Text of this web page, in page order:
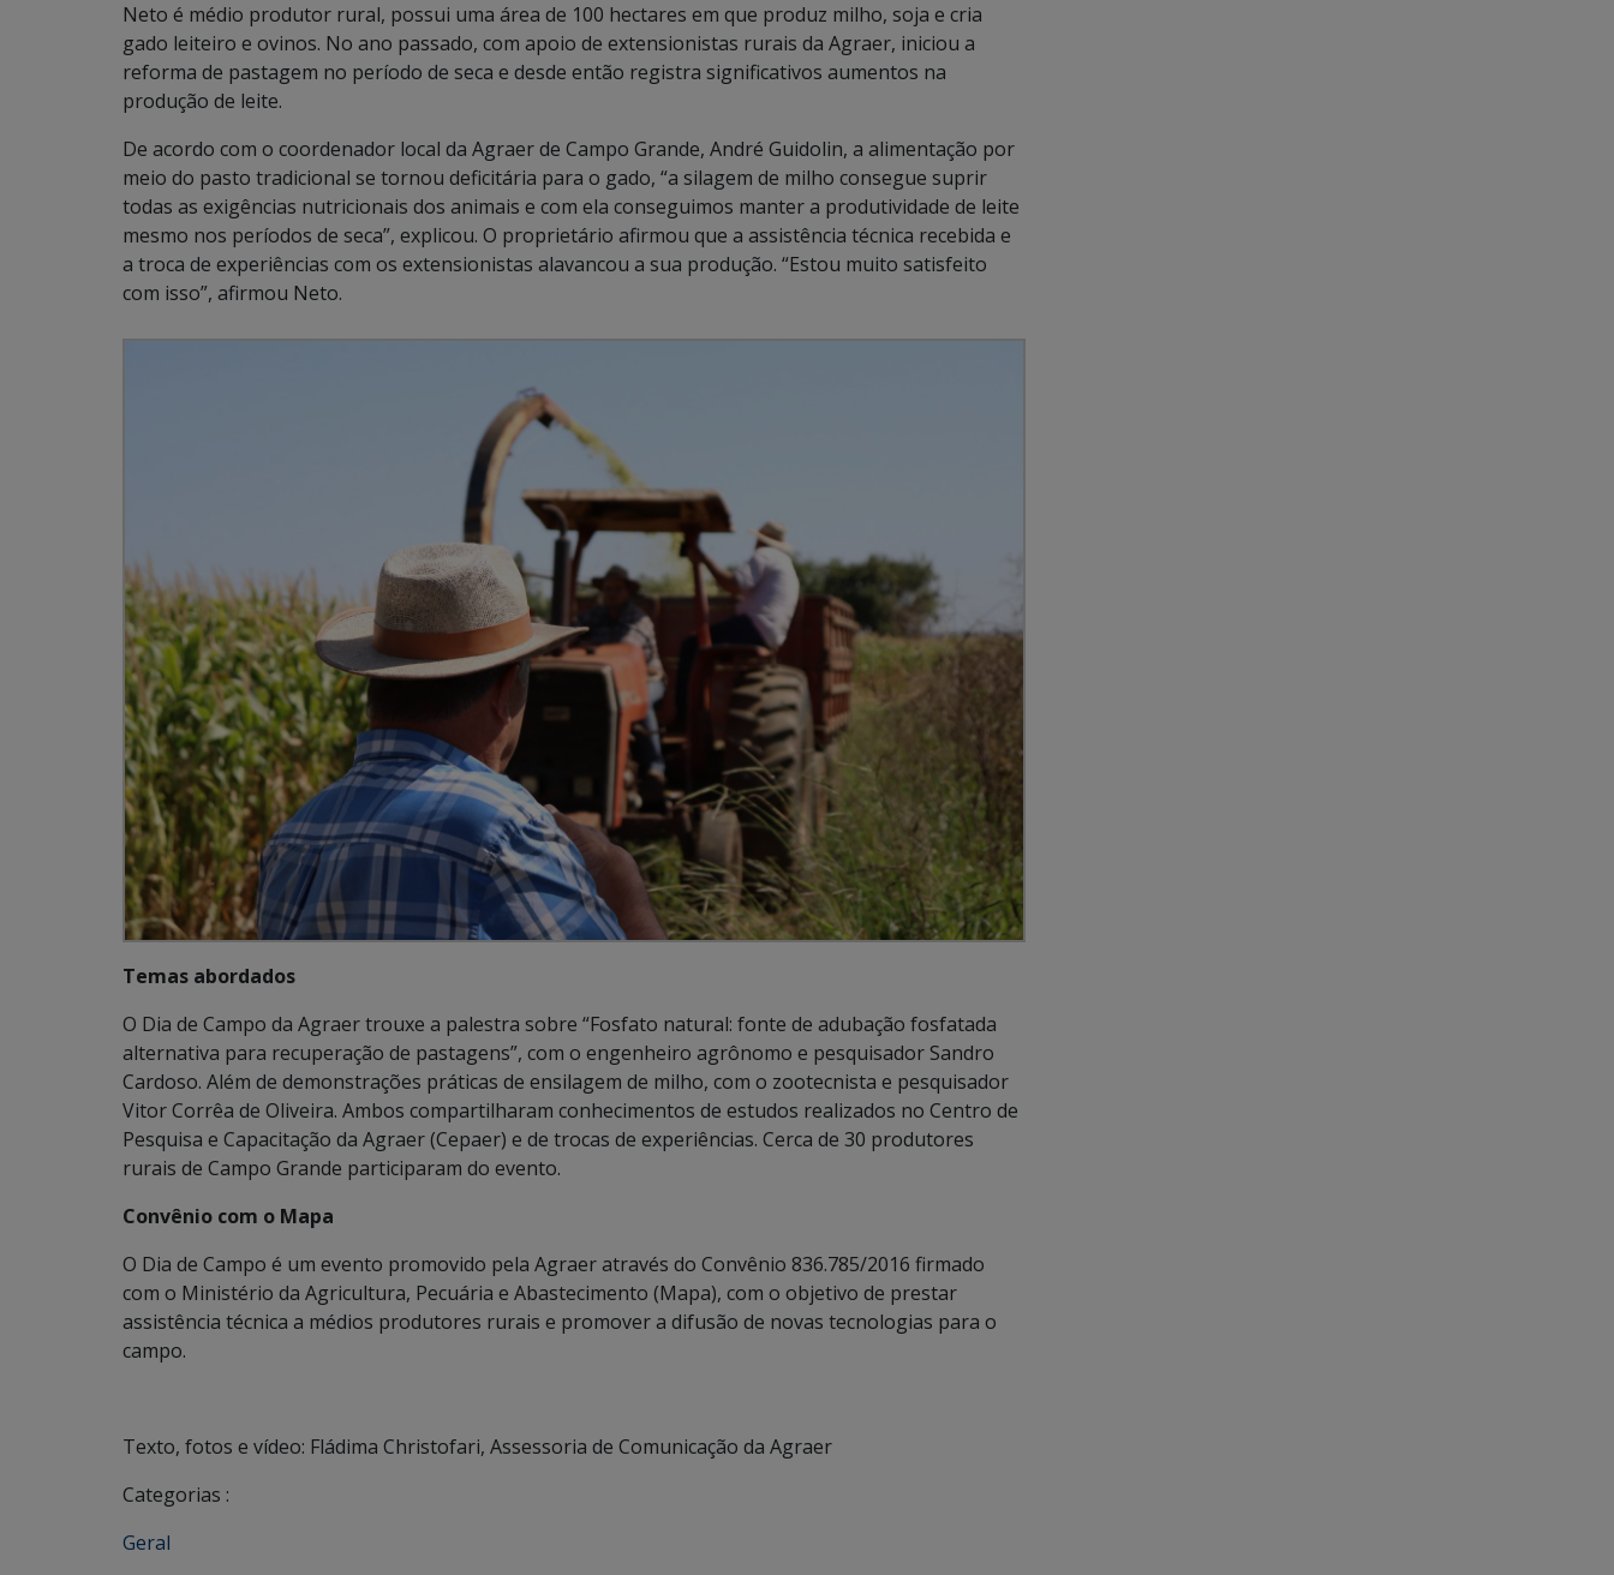
Neto é médio produtor rural, possui uma área de 100 hectares em que produz milho, soja e cria
gado leiteiro e ovinos. No ano passado, com apoio de extensionistas rurais da Agraer, iniciou a
reforma de pastagem no período de seca e desde então registra significativos aumentos na
produção de leite.
De acordo com o coordenador local da Agraer de Campo Grande, André Guidolin, a alimentação por
meio do pasto tradicional se tornou deficitária para o gado, “a silagem de milho consegue suprir
todas as exigências nutricionais dos animais e com ela conseguimos manter a produtividade de leite
mesmo nos períodos de seca”, explicou. O proprietário afirmou que a assistência técnica recebida e
a troca de experiências com os extensionistas alavancou a sua produção. “Estou muito satisfeito
com isso”, afirmou Neto.
Temas abordados
O Dia de Campo da Agraer trouxe a palestra sobre “Fosfato natural: fonte de adubação fosfatada
alternativa para recuperação de pastagens”, com o engenheiro agrônomo e pesquisador Sandro
Cardoso. Além de demonstrações práticas de ensilagem de milho, com o zootecnista e pesquisador
Vitor Corrêa de Oliveira. Ambos compartilharam conhecimentos de estudos realizados no Centro de
Pesquisa e Capacitação da Agraer (Cepaer) e de trocas de experiências. Cerca de 30 produtores
rurais de Campo Grande participaram do evento.
Convênio com o Mapa
O Dia de Campo é um evento promovido pela Agraer através do Convênio 836.785/2016 firmado
com o Ministério da Agricultura, Pecuária e Abastecimento (Mapa), com o objetivo de prestar
assistência técnica a médios produtores rurais e promover a difusão de novas tecnologias para o
campo.
Texto, fotos e vídeo: Fládima Christofari, Assessoria de Comunicação da Agraer
Categorias :
Geral